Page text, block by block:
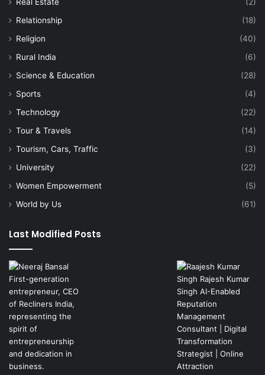
Relationship
(18)
Religion
(40)
Rural India
(6)
Science & Education
(28)
Sports
(4)
Technology
(22)
Tour & Travels
(14)
Tourism, Cars, Traffic
(3)
University
(22)
Women Empowerment
(5)
World by Us
(61)
Last Modified Posts